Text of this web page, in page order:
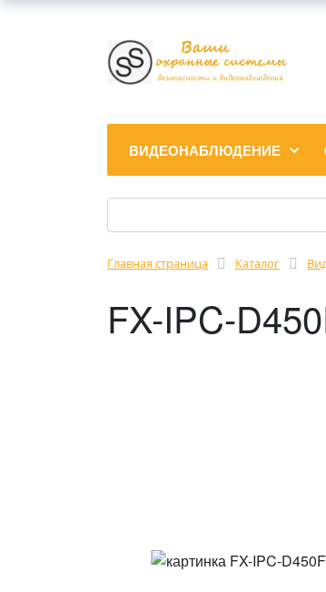
ВИДЕОНАБЛЮДЕНИЕ
Главная страница Каталог
FX-IPC-